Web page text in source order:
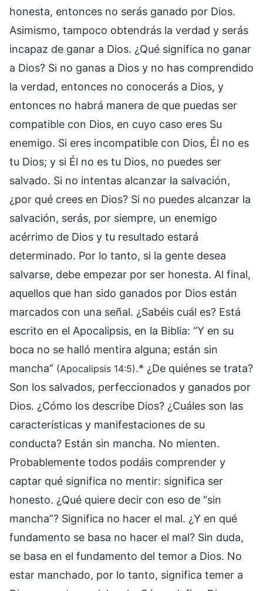
honesta, entonces no serás ganado por Dios.
Asimismo, tampoco obtendrás la verdad y serás
incapaz de ganar a Dios. ¿Qué significa no ganar
a Dios? Si no ganas a Dios y no has comprendido
la verdad, entonces no conocerás a Dios, y
entonces no habrá manera de que puedas ser
compatible con Dios, en cuyo caso eres Su
enemigo. Si eres incompatible con Dios, Él no es
tu Dios; y si Él no es tu Dios, no puedes ser
salvado. Si no intentas alcanzar la salvación,
¿por qué crees en Dios? Si no puedes alcanzar la
salvación, serás, por siempre, un enemigo
acérrimo de Dios y tu resultado estará
determinado. Por lo tanto, si la gente desea
salvarse, debe empezar por ser honesta. Al final,
aquellos que han sido ganados por Dios están
marcados con una señal. ¿Sabéis cuál es? Está
escrito en el Apocalipsis, en la Biblia: “Y en su
boca no se halló mentira alguna; están sin
mancha” (Apocalipsis 14:5).* ¿De quiénes se trata?
Son los salvados, perfeccionados y ganados por
Dios. ¿Cómo los describe Dios? ¿Cuáles son las
características y manifestaciones de su
conducta? Están sin mancha. No mienten.
Probablemente todos podáis comprender y
captar qué significa no mentir: significa ser
honesto. ¿Qué quiere decir con eso de “sin
mancha”? Significa no hacer el mal. ¿Y en qué
fundamento se basa no hacer el mal? Sin duda,
se basa en el fundamento del temor a Dios. No
estar manchado, por lo tanto, significa temer a